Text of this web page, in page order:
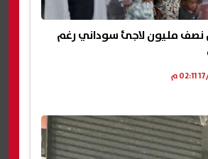
نصف مليون لاجئ سوداني رغم